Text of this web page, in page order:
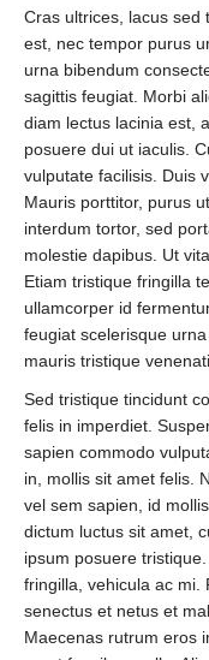
Cras ultrices, lacus sed
est, nec tempor purus
urna bibendum
sagittis feugiat. Morbi
diam lectus lacinia est,
posuere dui ut iaculis.
vulputate facilisis. Duis
Mauris porttitor, purus
interdum tortor, sed
molestie dapibus. Ut
Etiam tristique fringilla
ullamcorper id
feugiat scelerisque
mauris tristique
Sed tristique tincidunt
felis in imperdiet.
sapien commodo
in, mollis sit amet felis.
vel sem sapien, id
dictum luctus sit amet,
ipsum posuere
fringilla, vehicula ac mi.
senectus et netus et
Maecenas rutrum eros